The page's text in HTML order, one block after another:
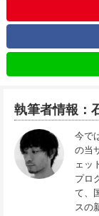
執筆者情報：
今で
の当
ェッ
プロ
て、
スの